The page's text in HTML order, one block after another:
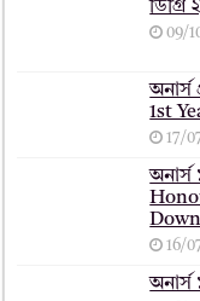
ডিগ্রি
09/
অনার্স
1st
17/
16/
অনার্স